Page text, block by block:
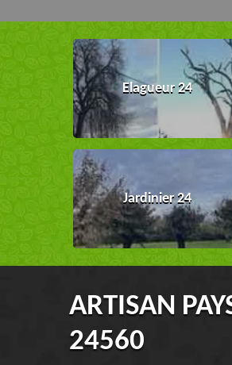
Elagueur 24
Jardinier 24
ARTISAN
24560